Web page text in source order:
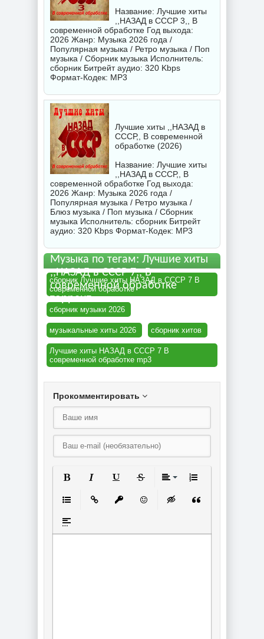
Название: Лучшие хиты
,,НАЗАД в СССР 3,, В
современной обработке Год выхода:
2026 Жанр: Музыка 2026 года /
Популярная музыка / Ретро музыка / Поп
музыка / Сборник музыка Исполнитель:
сборник Битрейт аудио: 320 Kbps
Формат-Кодек: MP3
Лучшие хиты ,,НАЗАД в
СССР,, В современной
обработке (2026)
Название: Лучшие хиты
,,НАЗАД в СССР,, В
современной обработке Год выхода:
2026 Жанр: Музыка 2026 года /
Популярная музыка / Ретро музыка /
Блюз музыка / Поп музыка / Сборник
музыка Исполнитель: сборник Битрейт
аудио: 320 Kbps Формат-Кодек: MP3
Музыка по тегам: Лучшие хиты
,,НАЗАД в СССР 7,, В
современной обработке
торрент
сборник Лучшие хиты НАЗАД в СССР 7 В
современной обработке
сборник музыки 2026
музыкальные хиты 2026 сборник хитов
Лучшие хиты НАЗАД в СССР 7 В
современной обработке mp3
Прокомментировать
Вставка спойлера